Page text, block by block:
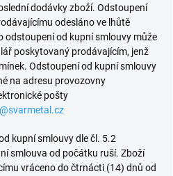
dodávky zboží. Odstoupení
odesláno ve lhůtě
odstoupení od kupní smlouvy může
poskytovaný prodávajícím, jenž
Odstoupení od kupní smlouvy
na adresu provozovny
pošty
kupní smlouvy dle čl. 5.2
smlouva od počátku ruší. Zboží
vráceno do čtrnácti (14) dnů od